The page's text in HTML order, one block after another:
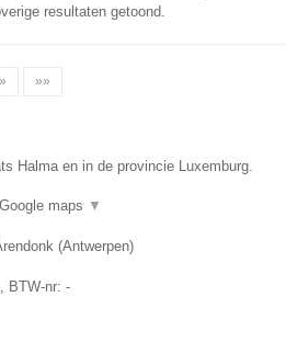
resultaten getoond.
» »»
Halma en in de provincie Luxemburg.
Google maps ▼
(Antwerpen)
, BTW-nr: -